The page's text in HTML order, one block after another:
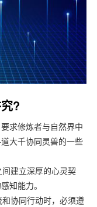
?
求修炼者与自然界中
大千协同灵兽的一些
建立深厚的心灵契
知能力。
协同行动时，必须遵